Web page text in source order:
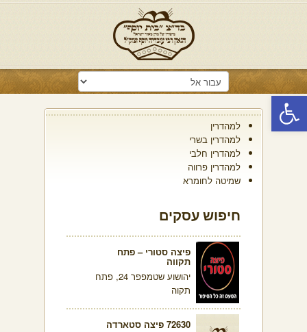
פתח סרגל נגישות
למהדרין
למהדרין בשרי
למהדרין חלבי
למהדרין פרווה
שמיטה לחומרא
חיפוש עסקים
פיצה סטורי – פתח
תקווה
יהושוע שטמפפר 24, פתח
תקוה
72630 פיצה סטארדה